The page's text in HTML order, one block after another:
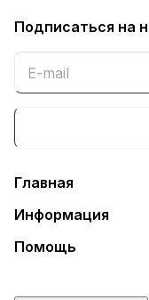
Подписаться на
Главная
Информация
Помощь